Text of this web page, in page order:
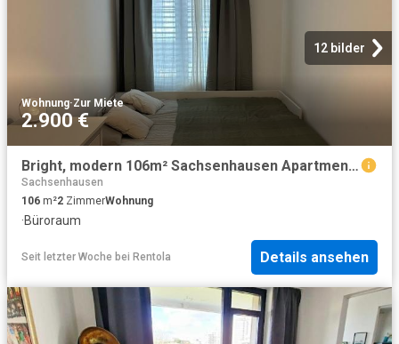
12 bilder
Wohnung·Zur Miete
2.900 €
Bright, modern 106m² Sachsenhausen Apartment | 2BR/2BA | Treetop Balcony |, Frankfurt Amsterdam Apartments for Rent
Sachsenhausen
106 m²2 ZimmerWohnung
·Büroraum
Seit letzter Woche bei Rentola Details ansehen